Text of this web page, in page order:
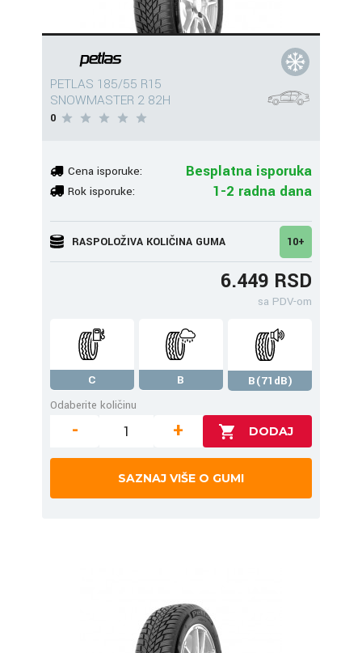
PETLAS 185/55 R15
SNOWMASTER 2 82H
0
Cena isporuke: Besplatna isporuka
Rok isporuke: 1-2 radna dana
RASPOLOŽIVA KOLIČINA GUMA 10+
6.449 RSD
sa PDV-om
C B
B(71dB)
Odaberite količinu
- +
SAZNAJ VIŠE O GUMI